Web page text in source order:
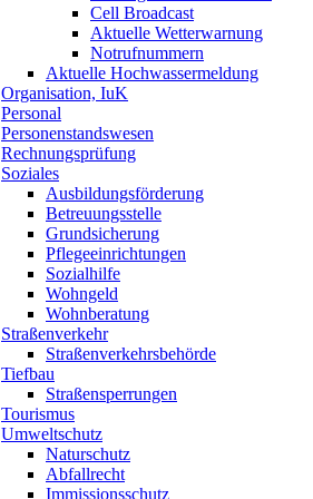
Cell Broadcast
Aktuelle Wetterwarnung
Notrufnummern
Aktuelle Hochwassermeldung
Organisation, IuK
Personal
Personenstandswesen
Rechnungsprüfung
Soziales
Ausbildungsförderung
Betreuungsstelle
Grundsicherung
Pflegeeinrichtungen
Sozialhilfe
Wohngeld
Wohnberatung
Straßenverkehr
Straßenverkehrsbehörde
Tiefbau
Straßensperrungen
Tourismus
Umweltschutz
Naturschutz
Abfallrecht
Immissionsschutz